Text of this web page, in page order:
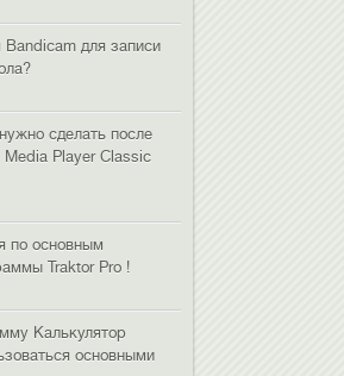
Bandicam для записи
сделать после
Media Player Classic
по основным
Traktor Pro !
Калькулятор
основными